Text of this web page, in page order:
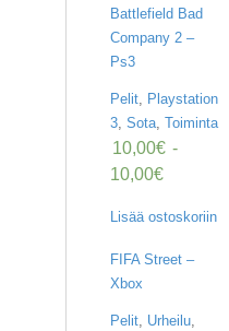
Battlefield Bad
Company 2 –
Ps3
Pelit, Playstation
3, Sota, Toiminta
10,00€ -
10,00€
Lisää ostoskoriin
FIFA Street –
Xbox
Pelit, Urheilu,